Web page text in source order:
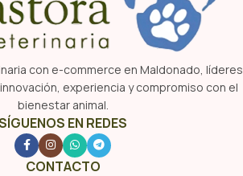
con e-commerce en Maldonado, líderes
experiencia y compromiso con el
bienestar animal.
EN REDES
CONTACTO